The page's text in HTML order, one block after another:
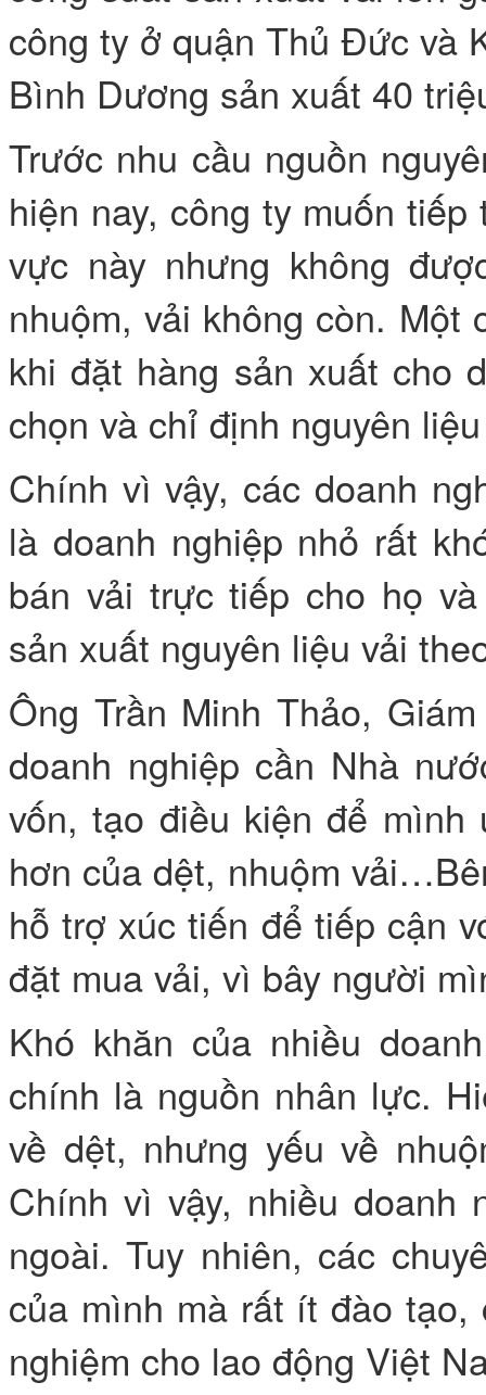
công ty ở quận Thủ Đức và
Bình Dương sản xuất 40
Trước nhu cầu nguồn
hiện nay, công ty muốn
vực này nhưng không
nhuộm, vải không còn.
khi đặt hàng sản xuất cho
chọn và chỉ định nguyên
Chính vì vậy, các doanh
là doanh nghiệp nhỏ rất
bán vải trực tiếp cho họ
sản xuất nguyên liệu vải
Ông Trần Minh Thảo,
doanh nghiệp cần Nhà
vốn, tạo điều kiện để
hơn của dệt, nhuộm
hỗ trợ xúc tiến để tiếp cận
đặt mua vải, vì bây người
Khó khăn của nhiều
chính là nguồn nhân lực.
về dệt, nhưng yếu về
Chính vì vậy, nhiều doanh
ngoài. Tuy nhiên, các
của mình mà rất ít đào
nghiệm cho lao động Việt